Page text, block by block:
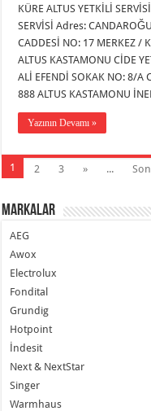
KÜRE ALTUS YETKİLİ
SERVİSİ Adres:
CADDESİ NO: 17 MERKEZ /
ALTUS KASTAMONU CİDE
ALİ EFENDİ SOKAK NO: 8/A
888 ALTUS KASTAMONU
Yazının Devamı »
1 2 3 » ...
Markalar
AEG
Awox
Electrolux
Fondital
Grundig
Hotpoint
İndesit
Next & NextStar
Singer
Warmhaus